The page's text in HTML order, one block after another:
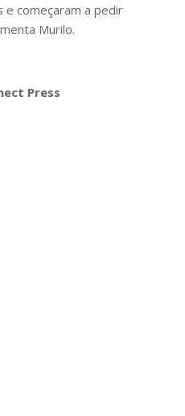
e começaram a pedir
Murilo.
Press